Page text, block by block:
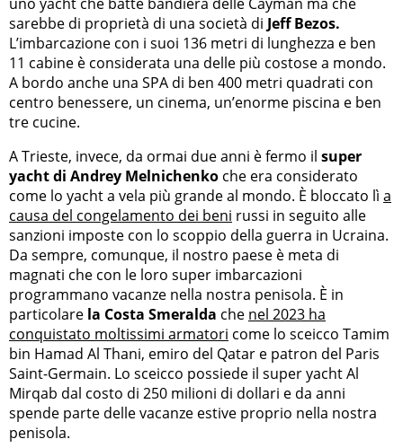
sarebbe di proprietà di una società di Jeff Bezos.
L’imbarcazione con i suoi 136 metri di lunghezza e ben
11 cabine è considerata una delle più costose a mondo.
A bordo anche una SPA di ben 400 metri quadrati con
centro benessere, un cinema, un’enorme piscina e ben
tre cucine.
A Trieste, invece, da ormai due anni è fermo il super
yacht di Andrey Melnichenko che era considerato
come lo yacht a vela più grande al mondo. È bloccato lì a
causa del congelamento dei beni russi in seguito alle
sanzioni imposte con lo scoppio della guerra in Ucraina.
Da sempre, comunque, il nostro paese è meta di
magnati che con le loro super imbarcazioni
programmano vacanze nella nostra penisola. È in
particolare la Costa Smeralda che nel 2023 ha
conquistato moltissimi armatori come lo sceicco Tamim
bin Hamad Al Thani, emiro del Qatar e patron del Paris
Saint-Germain. Lo sceicco possiede il super yacht Al
Mirqab dal costo di 250 milioni di dollari e da anni
spende parte delle vacanze estive proprio nella nostra
penisola.